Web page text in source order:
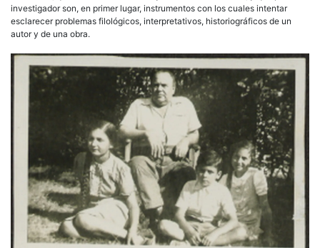
investigador son, en primer lugar, instrumentos con los cuales intentar
esclarecer problemas filológicos, interpretativos, historiográficos de un
autor y de una obra.